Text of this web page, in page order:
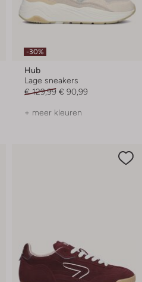
-30%
Hub
Lage sneakers
€ 129,99 € 90,99
+ meer kleuren